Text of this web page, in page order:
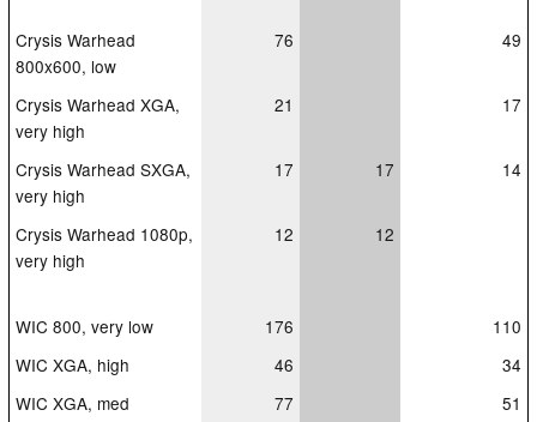
Crysis Warhead
800x600, low
76 49
Crysis Warhead XGA,
very high
21 17
Crysis Warhead SXGA,
very high
17 17 14
Crysis Warhead 1080p,
very high
12 12
WIC 800, very low 176
110
WIC XGA, high
46
34
WIC XGA, med
77
51